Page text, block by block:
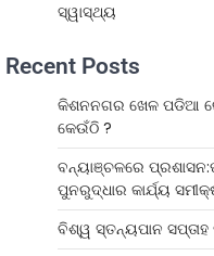
ସ୍ୱାସ୍ଥ୍ୟ
Recent Posts
କିଶନନଗର ଖେଳ ପଡିଆ ରେ
କେଉଁଠି ?
ବନ୍ୟାଞ୍ଚଳରେ
ପୁନରୁଦ୍ଧାର କାର୍ଯ୍ୟ
ବିଶ୍ୱ ସ୍ତନ୍ୟପାନ ସପ୍ତାହ